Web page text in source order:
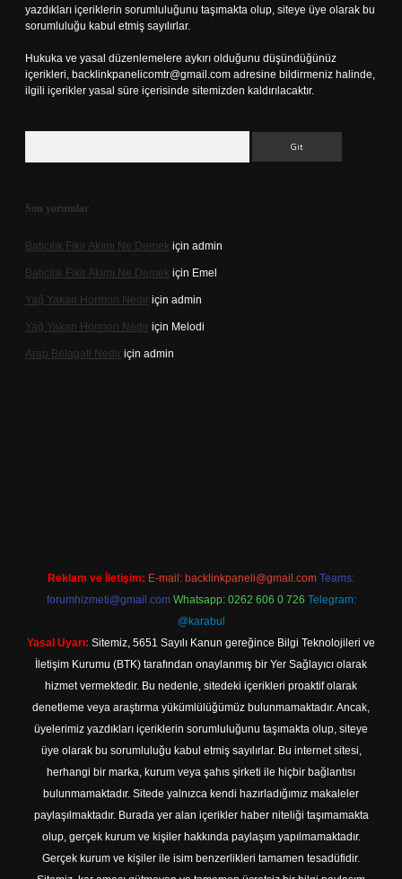
yazdıkları içeriklerin sorumluluğunu taşımakta olup, siteye üye olarak bu
sorumluluğu kabul etmiş sayılırlar.
Hukuka ve yasal düzenlemelere aykırı olduğunu düşündüğünüz
içerikleri, backlinkpanelicomtr@gmail.com adresine bildirmeniz halinde,
ilgili içerikler yasal süre içerisinde sitemizden kaldırılacaktır.
Son yorumlar
Batıcılık Fikir Akımı Ne Demek için admin
Batıcılık Fikir Akımı Ne Demek için Emel
Yağ Yakan Hormon Nedir için admin
Yağ Yakan Hormon Nedir için Melodi
Arap Belagati Nedir için admin
Reklam ve İletişim: E-mail: backlinkpaneli@gmail.com Teams:
forumhizmeti@gmail.com Whatsapp: 0262 606 0 726 Telegram:
@karabul
Yasal Uyarı: Sitemiz, 5651 Sayılı Kanun gereğince Bilgi Teknolojileri ve
İletişim Kurumu (BTK) tarafından onaylanmış bir Yer Sağlayıcı olarak
hizmet vermektedir. Bu nedenle, sitedeki içerikleri proaktif olarak
denetleme veya araştırma yükümlülüğümüz bulunmamaktadır. Ancak,
üyelerimiz yazdıkları içeriklerin sorumluluğunu taşımakta olup, siteye
üye olarak bu sorumluluğu kabul etmiş sayılırlar. Bu internet sitesi,
herhangi bir marka, kurum veya şahıs şirketi ile hiçbir bağlantısı
bulunmamaktadır. Sitede yalnızca kendi hazırladığımız makaleler
paylaşılmaktadır. Burada yer alan içerikler haber niteliği taşımamakta
olup, gerçek kurum ve kişiler hakkında paylaşım yapılmamaktadır.
Gerçek kurum ve kişiler ile isim benzerlikleri tamamen tesadüfidir.